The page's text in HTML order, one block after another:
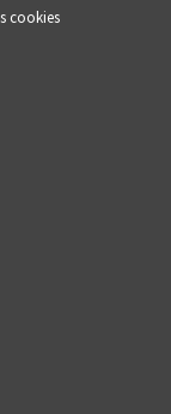
cookies